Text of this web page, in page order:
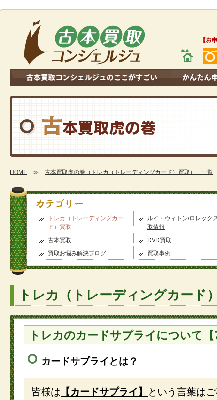
HOME ≫ 古本買取虎の巻（トレカ（トレーディングカード）買取） 一覧
トレカ（トレーディングカー
ド）買取
ルイ・ヴィトン/ロレック
取情報
古本買取
DVD買取
買取お悩み解決ブログ
買取事例
トレカ（トレーディングカード
トレカのカードサプライについて【
カードサプライとは？
皆様は 【カードサプライ】 という言葉は